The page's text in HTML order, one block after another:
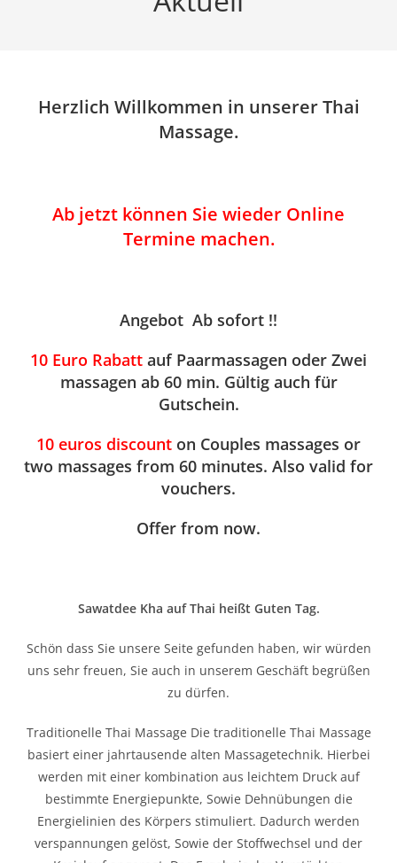
Herzlich Willkommen in unserer Thai
Massage.
Ab jetzt können Sie wieder Online
Termine machen.
Angebot Ab sofort !!
10 Euro Rabatt auf Paarmassagen oder Zwei
massagen ab 60 min. Gültig auch für
Gutschein.
10 euros discount on Couples massages or
two massages from 60 minutes. Also valid for
vouchers.
Offer from now.
Sawatdee Kha auf Thai heißt Guten Tag.
Schön dass Sie unsere Seite gefunden haben, wir würden
uns sehr freuen, Sie auch in unserem Geschäft begrüßen
zu dürfen.
Traditionelle Thai Massage Die traditionelle Thai Massage
basiert einer jahrtausende alten Massagetechnik. Hierbei
werden mit einer kombination aus leichtem Druck auf
bestimmte Energiepunkte, Sowie Dehnübungen die
Energielinien des Körpers stimuliert. Dadurch werden
verspannungen gelöst, Sowie der Stoffwechsel und der